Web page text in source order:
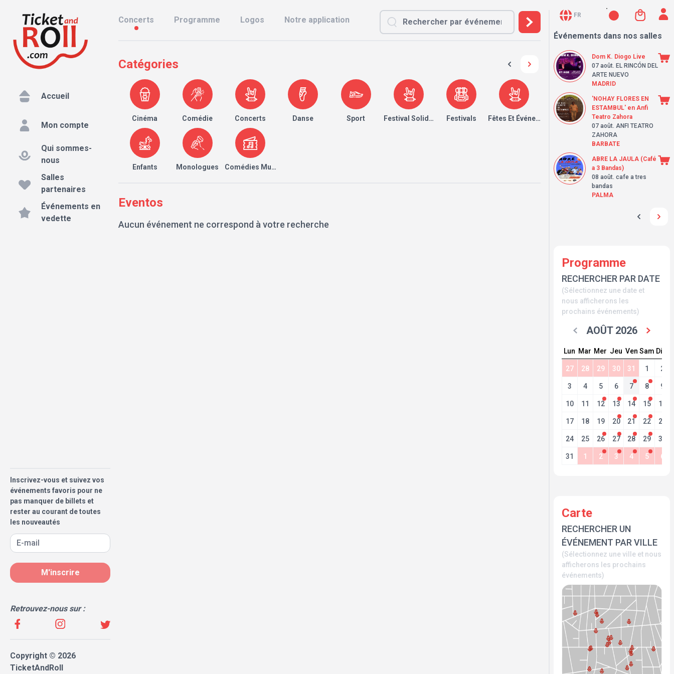
Accueil
Mon compte
Qui sommes-
nous
Salles
partenaires
Événements en
vedette
Inscrivez-vous et suivez vos
événements favoris pour ne
pas manquer de billets et
rester au courant de toutes
les nouveautés
M'inscrire
Retrouvez-nous sur :
Copyright © 2026
TicketAndRoll
Concerts Programme Logos Notre application
Catégories
Cinéma Comédie Concerts Danse Sport Festival Solidaire Festivals Fêtes Et Événements
Enfants Monologues Comédies Musicales
Eventos
Aucun événement ne correspond à votre recherche
FR
Événements dans nos salles
Dom K. Diogo Live
07 août. EL RINCÓN DEL
ARTE NUEVO
MADRID
'NOHAY FLORES EN
ESTAMBUL' en Anfi
Teatro Zahora
07 août. ANFI TEATRO
ZAHORA
BARBATE
ABRE LA JAULA (Café
a 3 Bandas)
08 août. cafe a tres
bandas
PALMA
Programme
RECHERCHER PAR DATE
(Sélectionnez une date et
nous afficherons les
prochains événements)
AOÛT 2026
Lun Mar Mer Jeu Ven Sam Dim
27 28 29 30 31 1 2
3 4 5 6 7 8 9
10 11 12 13 14 15 16
17 18 19 20 21 22 23
24 25 26 27 28 29 30
31 1 2 3 4 5 6
Carte
RECHERCHER UN
ÉVÉNEMENT PAR VILLE
(Sélectionnez une ville et nous
afficherons les prochains
événements)